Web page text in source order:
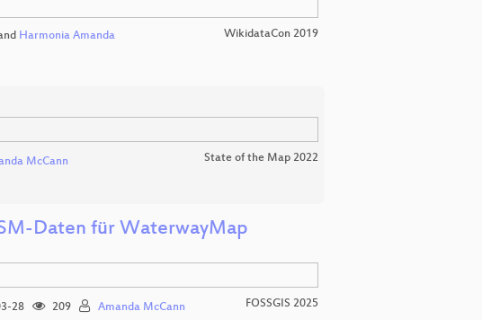
Harmonia Amanda WikidataCon 2019
McCann State of the Map 2022
Daten für WaterwayMap
28 209 Amanda McCann FOSSGIS 2025